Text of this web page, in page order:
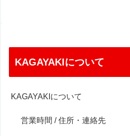
KAGAYAKIについて
KAGAYAKIについて
営業時間 / 住所・連絡先